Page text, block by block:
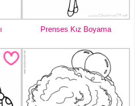
Prenses Kız Boyama